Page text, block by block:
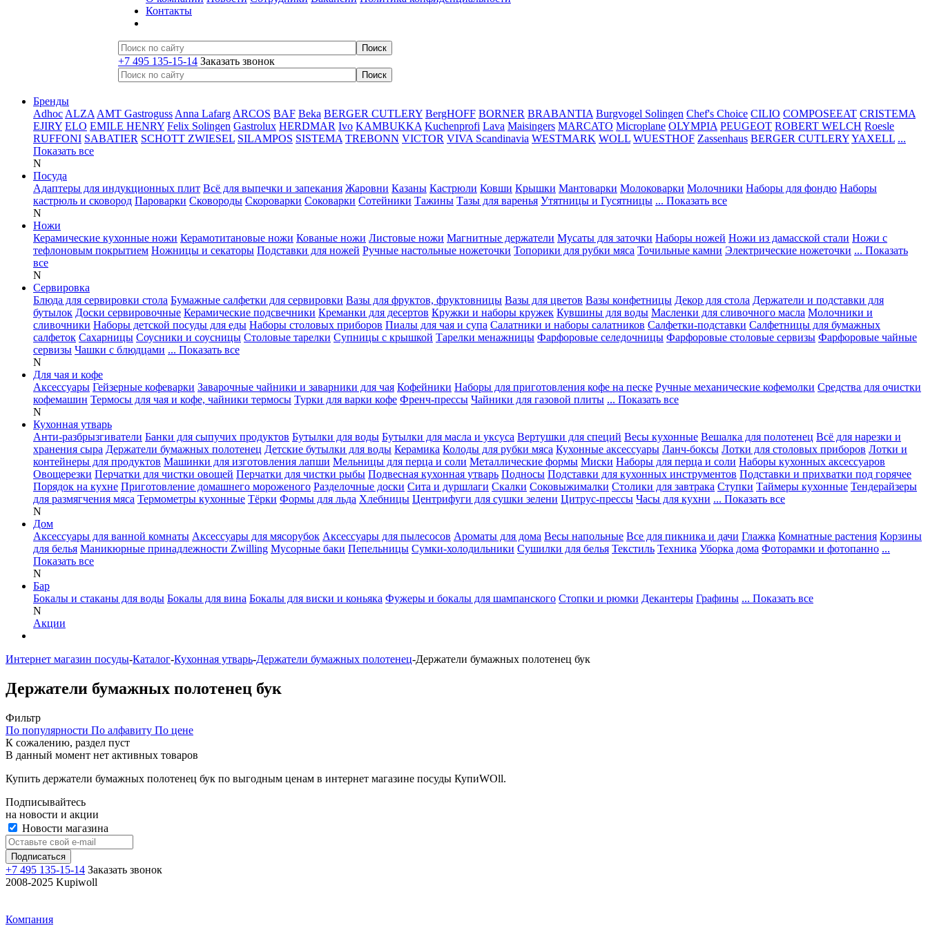
Контакты
+7 495 135-15-14 Заказать звонок
Бренды
Adhoc ALZA AMT Gastroguss Anna Lafarg ARCOS BAF Beka BERGER CUTLERY BergHOFF BORNER BRABANTIA Burgvogel Solingen Chef's Choice CILIO COMPOSEEAT CRISTEMA
EJIRY ELO EMILE HENRY Felix Solingen Gastrolux HERDMAR Ivo KAMBUKKA Kuchenprofi Lava Maisingers MARCATO Microplane OLYMPIA PEUGEOT ROBERT WELCH Roesle
RUFFONI SABATIER SCHOTT ZWIESEL SILAMPOS SISTEMA TREBONN VICTOR VIVA Scandinavia WESTMARK WOLL WUESTHOF Zassenhaus BERGER CUTLERYYAXELL ...
Показать все
N
Посуда
Адаптеры для индукционных плит Всё для выпечки и запекания Жаровни Казаны Кастрюли Ковши Крышки Мантоварки Молоковарки Молочники Наборы для фондю Наборы
кастрюль и сковород Пароварки Сковороды Скороварки Соковарки Сотейники Тажины Тазы для варенья Утятницы и Гусятницы ... Показать все
N
Ножи
Керамические кухонные ножи Керамотитановые ножи Кованые ножи Листовые ножи Магнитные держатели Мусаты для заточки Наборы ножей Ножи из дамасской стали Ножи с
тефлоновым покрытием Ножницы и секаторы Подставки для ножей Ручные настольные ножеточки Топорики для рубки мяса Точильные камни Электрические ножеточки ... Показать
все
N
Сервировка
Блюда для сервировки стола Бумажные салфетки для сервировки Вазы для фруктов, фруктовницы Вазы для цветов Вазы конфетницы Декор для стола Держатели и подставки для
бутылок Доски сервировочные Керамические подсвечники Креманки для десертов Кружки и наборы кружек Кувшины для воды Масленки для сливочного масла Молочники и
сливочники Наборы детской посуды для еды Наборы столовых приборов Пиалы для чая и супа Салатники и наборы салатников Салфетки-подставки Салфетницы для бумажных
салфеток Сахарницы Соусники и соусницы Столовые тарелки Супницы с крышкой Тарелки менажницы Фарфоровые селедочницы Фарфоровые столовые сервизы Фарфоровые чайные
сервизы Чашки с блюдцами ... Показать все
N
Для чая и кофе
Аксессуары Гейзерные кофеварки Заварочные чайники и заварники для чая Кофейники Наборы для приготовления кофе на песке Ручные механические кофемолки Средства для очистки
кофемашин Термосы для чая и кофе, чайники термосы Турки для варки кофе Френч-прессы Чайники для газовой плиты ... Показать все
N
Кухонная утварь
Анти-разбрызгиватели Банки для сыпучих продуктов Бутылки для воды Бутылки для масла и уксуса Вертушки для специй Весы кухонные Вешалка для полотенец Всё для нарезки и
хранения сыра Держатели бумажных полотенец Детские бутылки для воды Керамика Колоды для рубки мяса Кухонные аксессуары Ланч-боксы Лотки для столовых приборов Лотки и
контейнеры для продуктов Машинки для изготовления лапши Мельницы для перца и соли Металлические формы Миски Наборы для перца и соли Наборы кухонных аксессуаров
Овощерезки Перчатки для чистки овощей Перчатки для чистки рыбы Подвесная кухонная утварь Подносы Подставки для кухонных инструментов Подставки и прихватки под горячее
Порядок на кухне Приготовление домашнего мороженого Разделочные доски Сита и дуршлаги Скалки Соковыжималки Столики для завтрака Ступки Таймеры кухонные Тендерайзеры
для размягчения мяса Термометры кухонные Тёрки Формы для льда Хлебницы Центрифуги для сушки зелени Цитрус-прессы Часы для кухни ... Показать все
N
Дом
Аксессуары для ванной комнаты Аксессуары для мясорубок Аксессуары для пылесосов Ароматы для дома Весы напольные Все для пикника и дачи Глажка Комнатные растения Корзины
для белья Маникюрные принадлежности Zwilling Мусорные баки Пепельницы Сумки-холодильники Сушилки для белья Текстиль Техника Уборка дома Фоторамки и фотопанно ...
Показать все
N
Бар
Бокалы и стаканы для воды Бокалы для вина Бокалы для виски и коньяка Фужеры и бокалы для шампанского Стопки и рюмки Декантеры Графины ... Показать все
N
Акции
Интернет магазин посуды-Каталог-Кухонная утварь-Держатели бумажных полотенец-Держатели бумажных полотенец бук
Держатели бумажных полотенец бук
Фильтр
По популярности По алфавиту По цене
К сожалению, раздел пуст
В данный момент нет активных товаров
Купить держатели бумажных полотенец бук по выгодным ценам в интернет магазине посуды КупиWOll.
Подписывайтесь
на новости и акции
Новости магазина
+7 495 135-15-14 Заказать звонок
2008-2025 Kupiwoll
Компания